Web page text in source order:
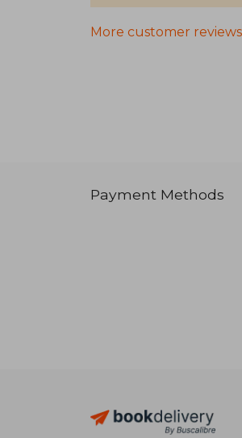
More customer reviews
Payment Methods